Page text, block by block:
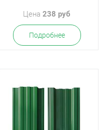
Цена238 руб
Подробнее